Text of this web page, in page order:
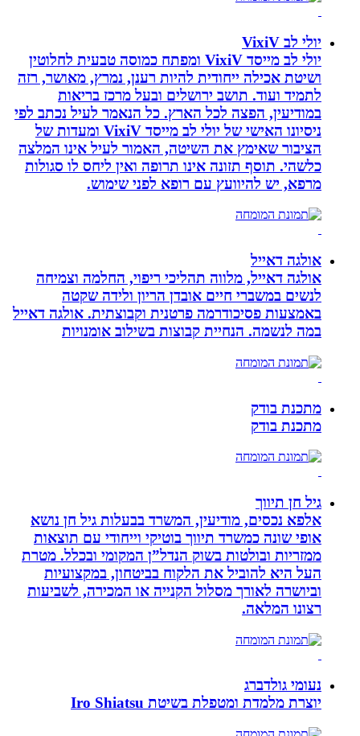
יולי לב VixiV
יולי לב מייסד VixiV ומפתח כמוסה טבעית לחלוטין
ושיטת אכילה ייחודית להיות רענן, נמרץ, מאושר, רזה
לתמיד ועוד. תושב ירושלים ובעל מרכז בריאות
במודיעין, הפצה לכל הארץ. כל הנאמר לעיל נכתב לפי
ניסיונו האישי של יולי לב מייסד VixiV ומעדות של
הציבור שאימץ את השיטה, האמור לעיל אינו המלצה
כלשהי. תוסף תזונה אינו תרופה ואין ליחס לו סגולות
מרפא, יש להיוועץ עם רופא לפני שימוש.
אולגה דאייל
אולגה דאייל, מלווה תהליכי ריפוי, החלמה וצמיחה
לנשים במשברי חיים אובדן הריון ולידה שקטה
באמצעות פסיכודרמה פרטנית וקבוצתית. אולגה דאייל
במה לנשמה. ‏הנחיית קבוצות בשילוב אומנויות‏
מתכנת בודק
מתכנת בודק
גיל חן תיווך
אלפא נכסים, מודיעין, המשרד בבעלות גיל חן נושא
אופי שונה כמשרד תיווך בוטיקי וייחודי עם תוצאות
ממזריות ובולטות בשוק הנדל”ן המקומי ובכלל. מטרת
העל היא להוביל את הלקוח בביטחון, במקצועיות
וביושרה לאורך מסלול הקנייה או המכירה, לשביעות
רצונו המלאה.
נעומי גולדברג
יוצרת מלמדת ומטפלת בשיטת Iro Shiatsu